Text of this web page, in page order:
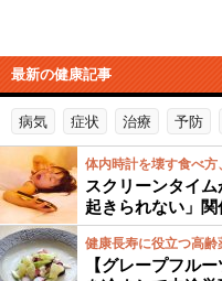
最新の健康記事
病気 症状 治療 予防
体内時計を壊す食べ方
スクリーンタイ
起きられない」関
健康長寿に役立つ高齢
【グレープフル